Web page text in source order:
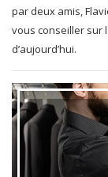
par deux amis,
vous conseiller sur
d’aujourd’hui.